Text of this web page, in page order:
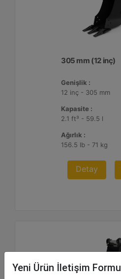
305 mm (12 inç)
Genişlik :
12 inç - 305 mm
Kapasite :
2.1 ft³ - 59.5 l
Ağırlık :
156.5 lb - 71 kg
Detay
Yeni Ürün İletişim Formu